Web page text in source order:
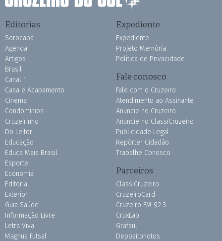
Editorias
Sorocaba
Agenda
Artigos
Brasil
Canal 1
Casa e Acabamento
Cinema
Condomínios
Cruzeirinho
Do Leitor
Educação
Educa Mais Brasil
Esporte
Economia
Editorial
Exterior
Guia Saúde
Informação Livre
Letra Viva
Magnus Futsal
Expediente
Expediente
Projeto Memória
Política de Privacidade
Fale conosco
Fale com o Cruzeiro
Atendimento ao Assinante
Anuncie no Cruzeiro
Anuncie no ClassiCruzeiro
Publicidade Legal
Repórter Cidadão
Trabalhe Conosco
Parceiros
ClassiCruzeiro
CruzeiroCard
Cruzeiro FM 92.3
CruxLab
Grafsul
Depositphotos